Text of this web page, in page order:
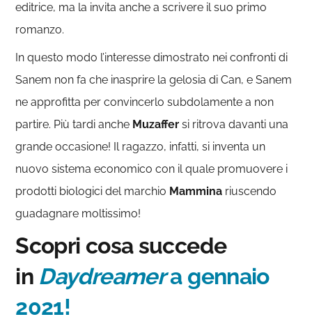
editrice, ma la invita anche a scrivere il suo primo
romanzo.
In questo modo l’interesse dimostrato nei confronti di
Sanem non fa che inasprire la gelosia di Can, e Sanem
ne approfitta per convincerlo subdolamente a non
partire. Più tardi anche Muzaffer si ritrova davanti una
grande occasione! Il ragazzo, infatti, si inventa un
nuovo sistema economico con il quale promuovere i
prodotti biologici del marchio Mammina riuscendo
guadagnare moltissimo!
Scopri cosa succede
in Daydreamera gennaio
2021!